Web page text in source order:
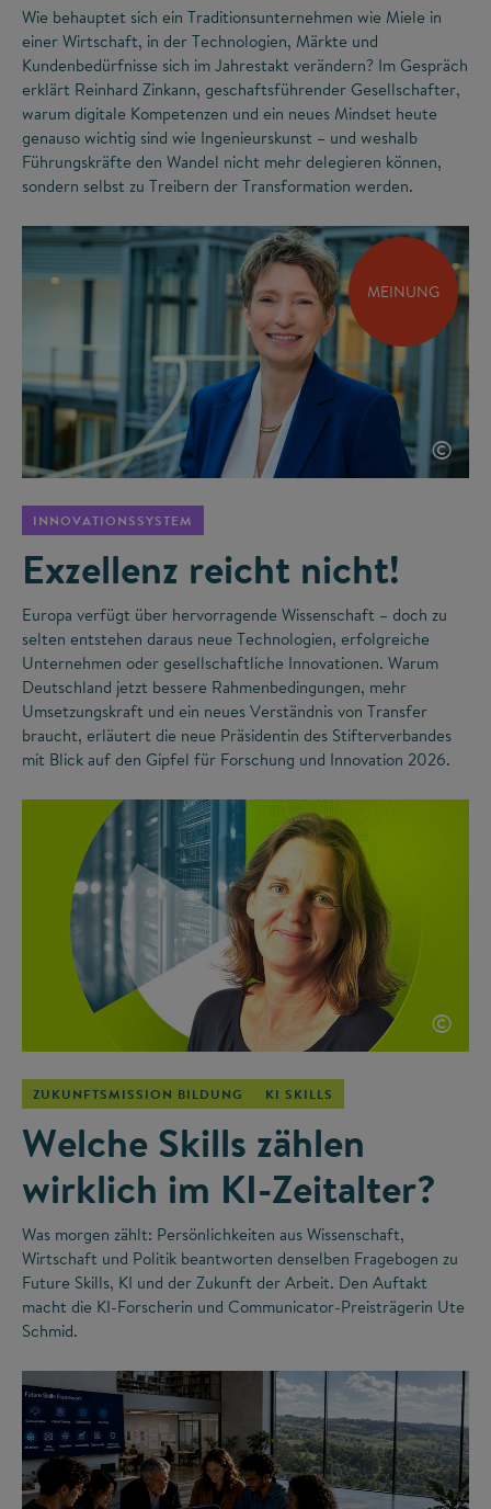
Wie behauptet sich ein Traditionsunternehmen wie Miele in
einer Wirtschaft, in der Technologien, Märkte und
Kundenbedürfnisse sich im Jahrestakt verändern? Im Gespräch
erklärt Reinhard Zinkann, geschaftsführender Gesellschafter,
warum digitale Kompetenzen und ein neues Mindset heute
genauso wichtig sind wie Ingenieurskunst – und weshalb
Führungskräfte den Wandel nicht mehr delegieren können,
sondern selbst zu Treibern der Transformation werden.
MEINUNG
©
INNOVATIONSSYSTEM
Exzellenz reicht nicht!
Europa verfügt über hervorragende Wissenschaft – doch zu
selten entstehen daraus neue Technologien, erfolgreiche
Unternehmen oder gesellschaftliche Innovationen. Warum
Deutschland jetzt bessere Rahmenbedingungen, mehr
Umsetzungskraft und ein neues Verständnis von Transfer
braucht, erläutert die neue Präsidentin des Stifterverbandes
mit Blick auf den Gipfel für Forschung und Innovation 2026.
©
ZUKUNFTSMISSION BILDUNG KI SKILLS
Welche Skills zählen
wirklich im KI-Zeitalter?
Was morgen zählt: Persönlichkeiten aus Wissenschaft,
Wirtschaft und Politik beantworten denselben Fragebogen zu
Future Skills, KI und der Zukunft der Arbeit. Den Auftakt
macht die KI-Forscherin und Communicator-Preisträgerin Ute
Schmid.